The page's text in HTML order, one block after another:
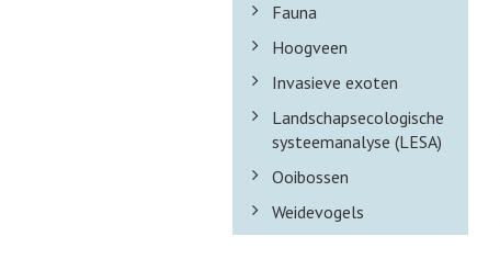
Fauna
Hoogveen
Invasieve exoten
Landschapsecologische
systeemanalyse (LESA)
Ooibossen
Weidevogels